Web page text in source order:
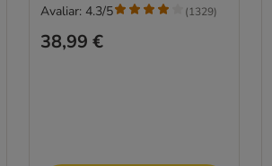
38,99 €
Avaliar: 4.3/5 (1329)